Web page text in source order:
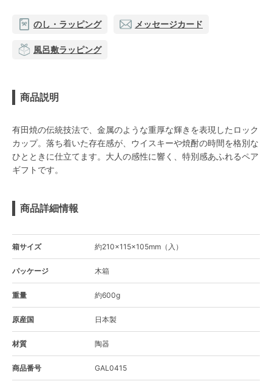
のし・ラッピング メッセージカード
風呂敷ラッピング
商品説明
有田焼の伝統技法で、金属のような重厚な輝きを表現したロック
カップ。落ち着いた存在感が、ウイスキーや焼酎の時間を格別な
ひとときに仕立てます。大人の感性に響く、特別感あふれるペア
ギフトです。
商品詳細情報
箱サイズ 約210×115×105mm（入）
パッケージ 木箱
重量 約600g
原産国 日本製
材質 陶器
商品番号 GAL0415